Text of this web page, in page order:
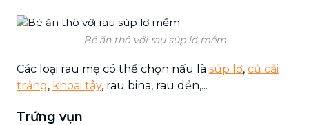
Bé ăn thô với rau súp lơ mềm
Các loại rau mẹ có thể chọn nấu là súp lơ, củ cải
trắng, khoai tây, rau bina, rau dền,...
Trứng vụn